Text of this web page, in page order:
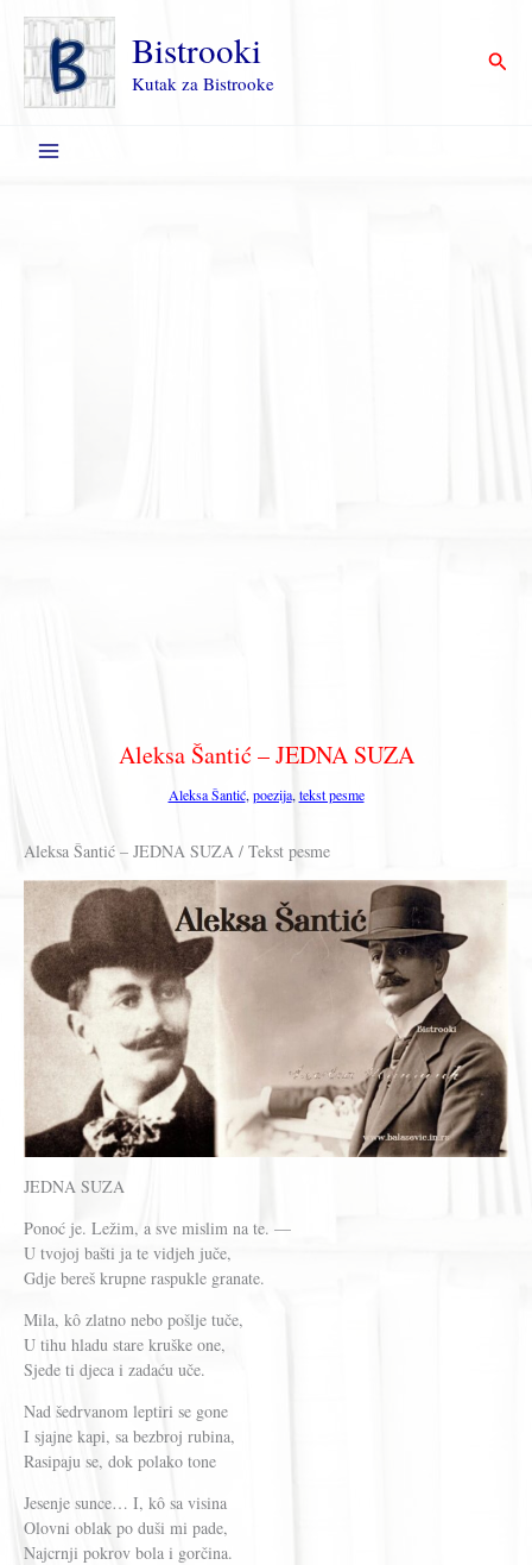
Пређи
садржај
Bistrooki
Kutak za Bistrooke
Aleksa Šantić – JEDNA SUZA
Aleksa Šantić, poezija, tekst pesme
Aleksa Šantić – JEDNA SUZA / Tekst pesme
JEDNA SUZA
Ponoć je. Ležim, a sve mislim na te. —
U tvojoj bašti ja te vidjeh juče,
Gdje bereš krupne raspukle granate.
Mila, kô zlatno nebo pošlje tuče,
U tihu hladu stare kruške one,
Sjede ti djeca i zadaću uče.
Nad šedrvanom leptiri se gone
I sjajne kapi, sa bezbroj rubina,
Rasipaju se, dok polako tone
Jesenje sunce… I, kô sa visina
Olovni oblak po duši mi pade,
Najcrnji pokrov bola i gorčina.